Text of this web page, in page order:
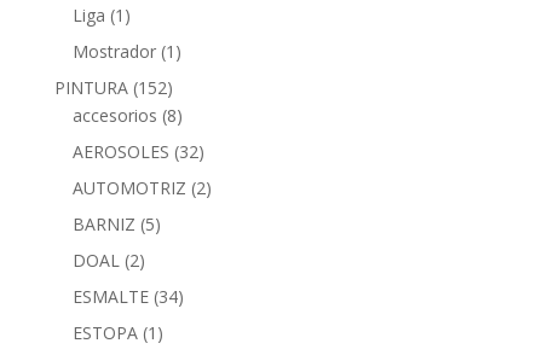
Liga (1)
Mostrador (1)
PINTURA (152)
accesorios (8)
AEROSOLES (32)
AUTOMOTRIZ (2)
BARNIZ (5)
DOAL (2)
ESMALTE (34)
ESTOPA (1)